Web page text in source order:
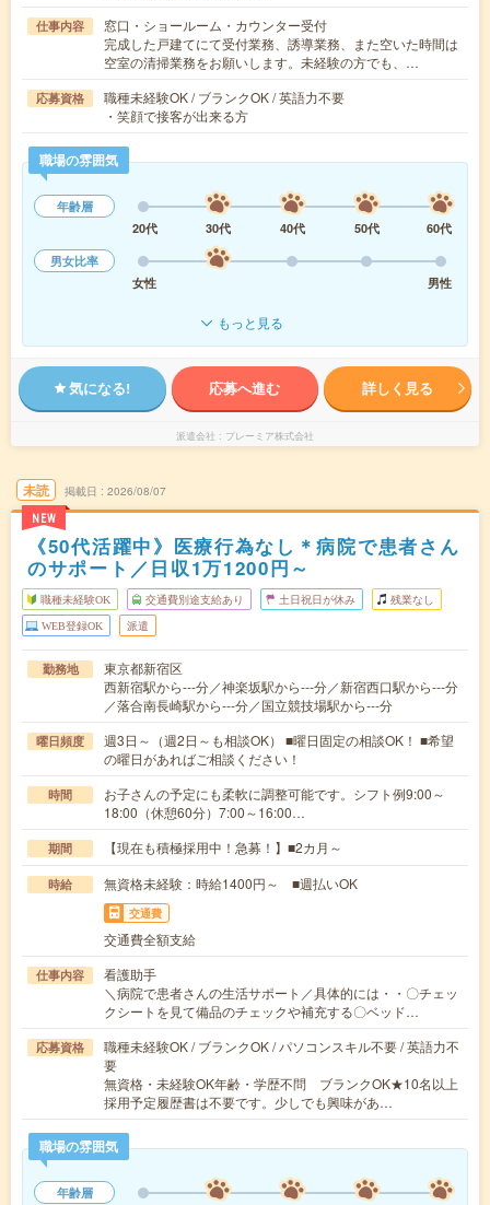
仕事内容
窓口・ショールーム・カウンター受付
完成した戸建てにて受付業務、誘導業務、また空いた時間は
空室の清掃業務をお願いします。未経験の方でも、…
応募資格
職種未経験OK / ブランクOK / 英語力不要
・笑顔で接客が出来る方
職場の雰囲気
年齢層
20代
30代 40代 50代
60代
男女比率
女性
男性
もっと見る
気になる! 応募へ進む 詳しく見る
派遣会社 プレーミア株式会社
未読
NEW
掲載日 2026/08/07
《50代活躍中》医療行為なし＊病院で患者さん
のサポート／日収1万1200円～
職種未経験OK 交通費別途支給あり 土日祝日が休み 残業なし
WEB登録OK 派遣
勤務地
東京都新宿区
西新宿駅から---分／神楽坂駅から---分／新宿西口駅から---分
／落合南長崎駅から---分／国立競技場駅から---分
曜日頻度
週3日～（週2日～も相談OK） ■曜日固定の相談OK！ ■希望
の曜日があればご相談ください！
時間
お子さんの予定にも柔軟に調整可能です。シフト例9:00～
18:00（休憩60分）7:00～16:00…
期間 【現在も積極採用中！急募！】■2カ月～
時給 無資格未経験：時給1400円～ ■週払いOK
交通費
交通費全額支給
仕事内容
看護助手
＼病院で患者さんの生活サポート／具体的には・・〇チェッ
クシートを見て備品のチェックや補充する〇ベッド…
応募資格
職種未経験OK / ブランクOK / パソコンスキル不要 / 英語力不
要
無資格・未経験OK年齢・学歴不問 ブランクOK★10名以上
採用予定履歴書は不要です。少しでも興味があ…
職場の雰囲気
年齢層